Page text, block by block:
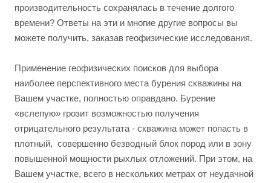
производительность сохранялась в течение долгого
времени? Ответы на эти и многие другие вопросы вы
можете получить, заказав геофизические исследования.
Применение геофизических поисков для выбора
наиболее перспективного места бурения скважины на
Вашем участке, полностью оправдано. Бурение
«вслепую» грозит возможностью получения
отрицательного результата - скважина может попасть в
плотный, совершенно безводный блок пород или в зону
повышенной мощности рыхлых отложений. При этом, на
Вашем участке, всего в нескольких метрах от неудачной